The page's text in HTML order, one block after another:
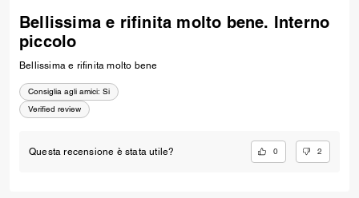
Bellissima e rifinita molto bene. Interno
piccolo
Bellissima e rifinita molto bene
Consiglia agli amici: Si
Verified review
Questa recensione è stata utile? 0 2